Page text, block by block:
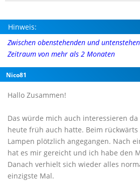
Hinweis:
Zwischen obenstehenden und
Zeitraum von mehr als 2 Monaten
Nico81
Hallo Zusammen!
Das würde mich auch interessieren
heute früh auch hatte. Beim
Lampen plötzlich angegangen. Nach
hat es mir gereicht und ich habe den
Danach verhielt sich wieder alles
einzigste Mal.